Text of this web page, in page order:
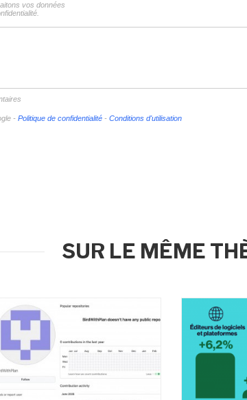
vos données
- Politique de confidentialité - Conditions d'utilisation
SUR LE MÊME